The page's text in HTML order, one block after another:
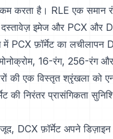
करता है। RLE एक समान
इमेज और PCX और
PCX फ़ॉर्मेट का लचीलापन
16-रंग, 256-रंग
की एक विस्तृत श्रृंखला को
की निरंतर प्रासंगिकता
DCX फ़ॉर्मेट अपने